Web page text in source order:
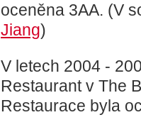
oceněna 3AA. (V
Jiang)
V letech 2004 -
Restaurant v The
Restaurace byla